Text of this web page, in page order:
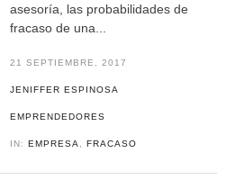
asesoría, las probabilidades de
fracaso de una...
21 SEPTIEMBRE, 2017
JENIFFER ESPINOSA
EMPRENDEDORES
IN:EMPRESA ,FRACASO